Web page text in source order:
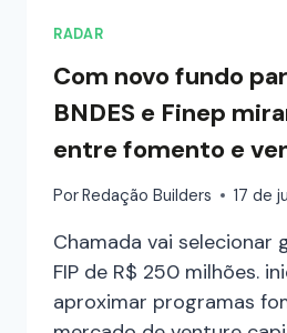
RADAR
Com novo fundo
BNDES e Finep
entre fomento e
PorRedação Builders 17 de
Chamada vai selecionar
FIP de R$ 250 milhões.
aproximar programas